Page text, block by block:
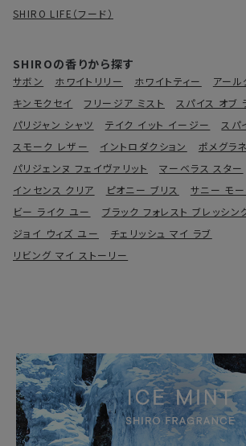
SHIRO LIFE（フード）
SHIROの香りから探す
サボン ホワイトリリー ホワイトティー
アール
キンモクセイ
フリージア ミスト
スパイス オブ
パリジャン シャツ
テイク イット イージー
スパ
スモーク レザー
イントロダクション
ポメグラ
パリジェンヌ フェイヴァリット
マーベラス スター
インセンス クリア
ピオニー ブリス
サニー モ
ビー ライク ユー
ブラック フォレスト ブレッシン
ジョイ ウィズ ユー
チェリッシュ マイ ラブ
リビング マイ ストーリー